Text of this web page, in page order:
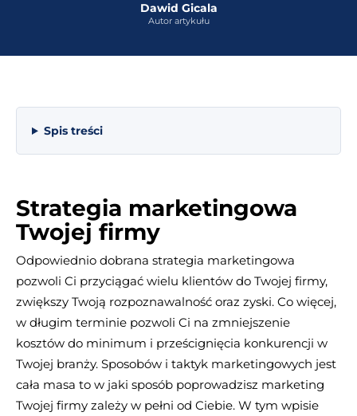
Dawid Gicala
Autor artykułu
Spis treści
Strategia marketingowa
Twojej firmy
Odpowiednio dobrana strategia marketingowa
pozwoli Ci przyciągać wielu klientów do Twojej firmy,
zwiększy Twoją rozpoznawalność oraz zyski. Co więcej,
w długim terminie pozwoli Ci na zmniejszenie
kosztów do minimum i prześcignięcia konkurencji w
Twojej branży. Sposobów i taktyk marketingowych jest
cała masa to w jaki sposób poprowadzisz marketing
Twojej firmy zależy w pełni od Ciebie. W tym wpisie